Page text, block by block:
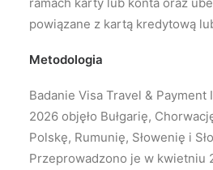
powiązane z kartą kredytową
Metodologia
Badanie Visa Travel & Payment
2026 objęło Bułgarię,
Polskę, Rumunię, Słowenię i
Przeprowadzono je w kwietniu